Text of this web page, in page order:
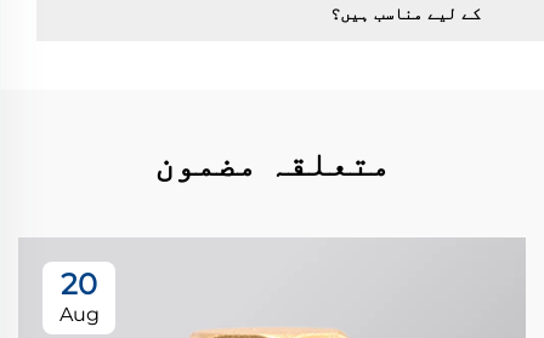
کے لیے مناسب ہیں؟
متعلقہ مضمون
20
Aug